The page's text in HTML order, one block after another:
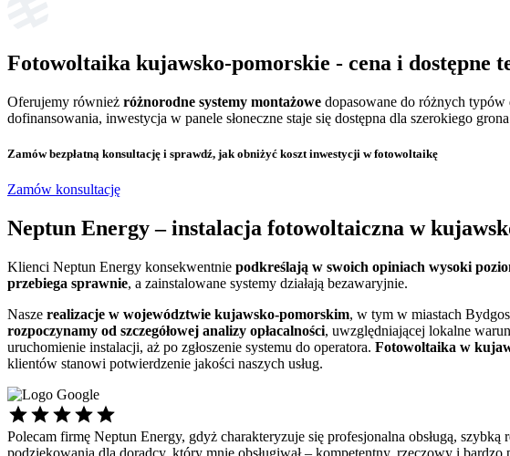
Fotowoltaika kujawsko-pomorskie - cena i dostępne
Oferujemy również różnorodne systemy montażowe dopasowane do różnych
dofinansowania, inwestycja w panele słoneczne staje się dostępna dla szerokiego
Zamów bezpłatną konsultację i sprawdź, jak obniżyć koszt inwestycji w fotowoltaikę
Zamów konsultację
Neptun Energy –instalacja fotowoltaiczna w
Klienci Neptun Energy konsekwentnie podkreślają w swoich opiniach wysoki
przebiega sprawnie, a zainstalowane systemy działają bezawaryjnie.
Nasze realizacje w województwie kujawsko-pomorskim, w tym w miastach
rozpoczynamy od szczegółowej analizy opłacalności, uwzględniającej lokalne
uruchomienie instalacji, aż po zgłoszenie systemu do operatora. Fotowoltaika w
klientów stanowi potwierdzenie jakości naszych usług.
Polecam firmę Neptun Energy, gdyż charakteryzuje się profesjonalna obsługą,
podziękowania dla doradcy, który mnie obsługiwał – kompetentny, rzeczowy i bardzo